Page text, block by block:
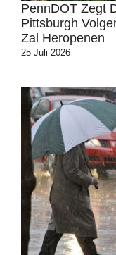
PennDOT Zegt
Pittsburgh
Zal Heropenen
25 Juli 2026